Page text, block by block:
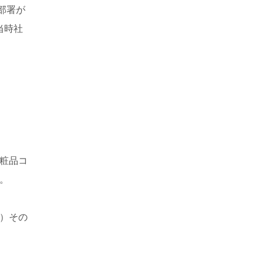
署が
時社
品コ
その